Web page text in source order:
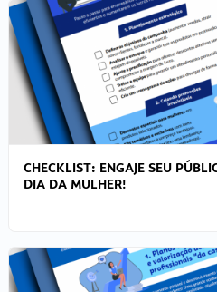
CHECKLIST: ENGAJE SEU
DIA DA MULHER!